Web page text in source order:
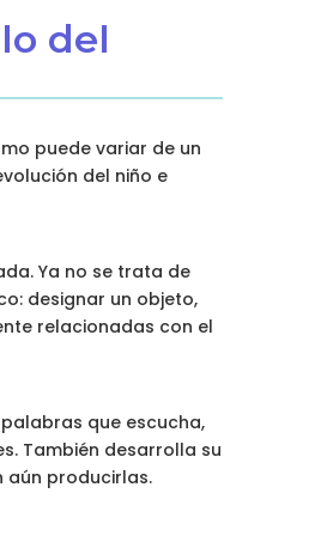
del
puede variar de un
del niño e
Ya no se trata de
designar un objeto,
relacionadas con el
palabras que escucha,
También desarrolla su
aún producirlas.